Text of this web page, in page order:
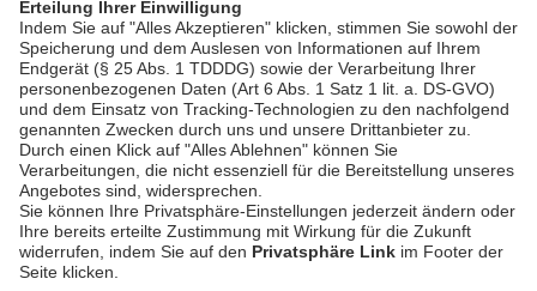
AGB / Gewinnspiele
Datenschutz